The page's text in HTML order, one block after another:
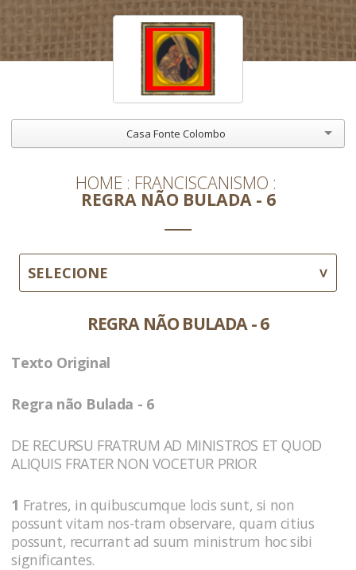
Casa Fonte Colombo
HOME FRANCISCANISMO
REGRA NÃO BULADA - 6
SELECIONE
REGRA NÃO BULADA - 6
Texto Original
Regra não Bulada - 6
DE RECURSU FRATRUM AD MINISTROS ET QUOD
ALIQUIS FRATER NON VOCETUR PRIOR
1 Fratres, in quibuscumque locis sunt, si non
possunt vitam nos-tram observare, quam citius
possunt, recurrant ad suum ministrum hoc sibi
significantes.